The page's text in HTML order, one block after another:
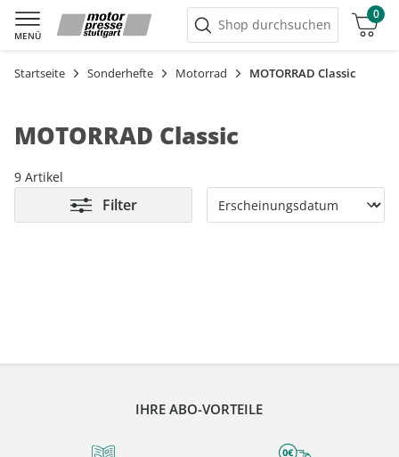
MENÜ
Shop durchsuchen
0
Warenkorb
Startseite Sonderhefte Motorrad MOTORRAD Classic
MOTORRAD Classic
9 Artikel
Filter
IHRE ABO-VORTEILE